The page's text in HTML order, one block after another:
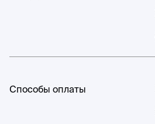
Способы оплаты